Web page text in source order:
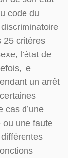
code du
25 critères
l’état de
le
un arrêt
cas d’une
ou une faute